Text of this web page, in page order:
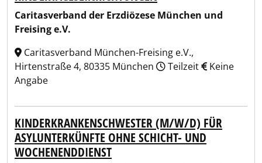
Caritasverband der Erzdiözese München und
Freising e.V.
Caritasverband München-Freising e.V.,
Hirtenstraße 4, 80335 München
Teilzeit
Keine
Angabe
KINDERKRANKENSCHWESTER (M/W/D) FÜR
ASYLUNTERKÜNFTE OHNE SCHICHT- UND
WOCHENENDDIENST